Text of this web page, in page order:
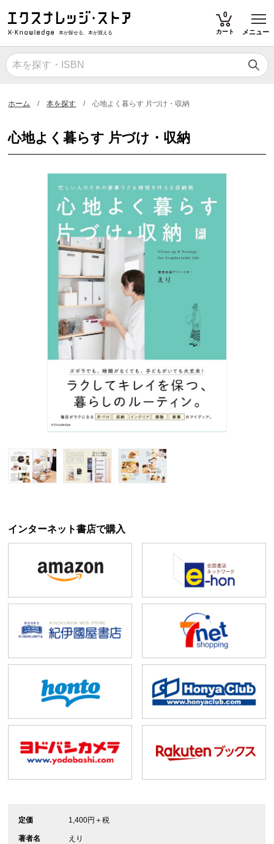
本が探せる、本が買える
0
カート メニュー
ホーム 本を探す 心地よく暮らす 片づけ・収納
心地よく暮らす 片づけ・収納
インターネット書店で購入
定価 1,400円＋税
著者名 えり